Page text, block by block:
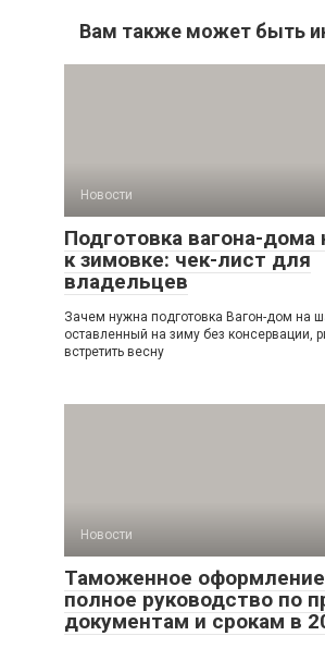
Вам также может быть
Новости
Подготовка вагона-дома
к зимовке: чек-лист для
владельцев
Зачем нужна подготовка Вагон-дом на
оставленный на зиму без консервации,
встретить весну
Новости
Таможенное оформление
полное руководство по
документам и срокам в